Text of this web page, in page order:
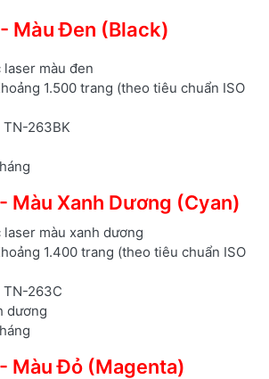
Màu Đen (Black)
laser màu đen
1.500 trang (theo tiêu chuẩn ISO
TN-263BK
Màu Xanh Dương (Cyan)
laser màu xanh dương
1.400 trang (theo tiêu chuẩn ISO
TN-263C
dương
Màu Đỏ (Magenta)